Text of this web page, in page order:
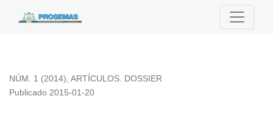
&quot;No acaba aquí la historia&quot;: Ángel González en
NÚM. 1 (2014), ARTÍCULOS. DOSSIER
Publicado 2015-01-20